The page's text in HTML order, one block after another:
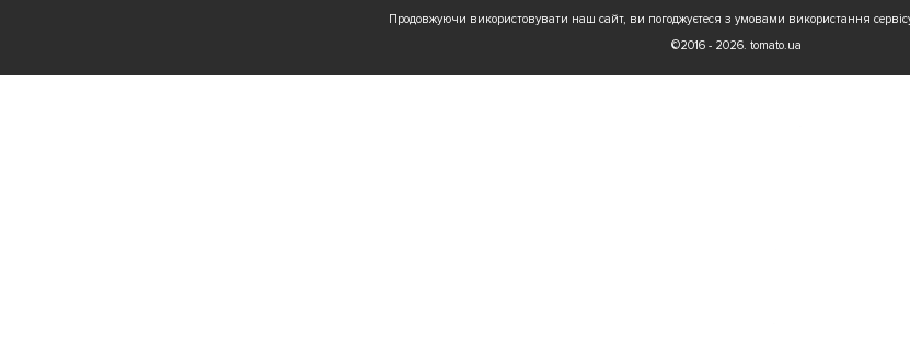
Продовжуючи використовувати наш сайт, ви погоджуєтеся з умовами використання сервісу
©2016 - 2026. tomato.ua